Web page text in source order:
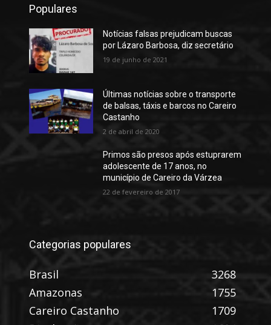
Populares
Notícias falsas prejudicam buscas
por Lázaro Barbosa, diz secretário
19 de junho de 2021
Últimas notícias sobre o transporte
de balsas, táxis e barcos no Careiro
Castanho
2 de abril de 2020
Primos são presos após estuprarem
adolescente de 17 anos, no
município de Careiro da Várzea
22 de fevereiro de 2017
Categorias populares
Brasil
3268
Amazonas
1755
Careiro Castanho
1709